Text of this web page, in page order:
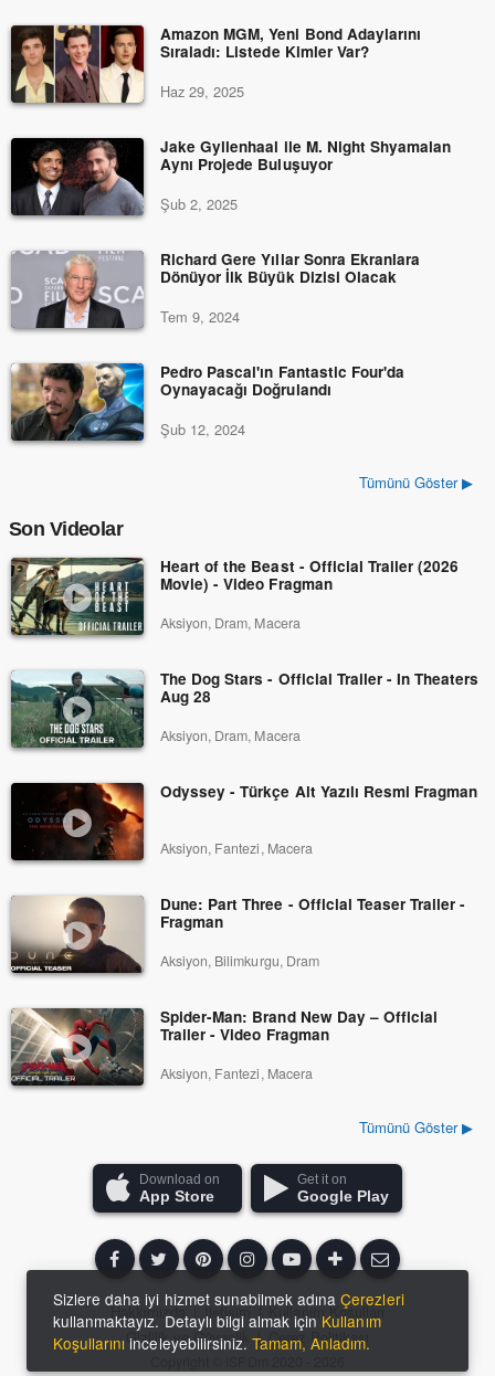
Amazon MGM, Yeni Bond Adaylarını
Sıraladı: Listede Kimler Var?
Haz 29, 2025
Jake Gyllenhaal ile M. Night Shyamalan
Aynı Projede Buluşuyor
Şub 2, 2025
Richard Gere Yıllar Sonra Ekranlara
Dönüyor İlk Büyük Dizisi Olacak
Tem 9, 2024
Pedro Pascal'ın Fantastic Four'da
Oynayacağı Doğrulandı
Şub 12, 2024
Tümünü Göster ▶
Son Videolar
Heart of the Beast - Official Trailer (2026
Movie) - Video Fragman
Aksiyon, Dram, Macera
The Dog Stars - Official Trailer - In Theaters
Aug 28
Aksiyon, Dram, Macera
Odyssey - Türkçe Alt Yazılı Resmi Fragman
Aksiyon, Fantezi, Macera
Dune: Part Three - Official Teaser Trailer -
Fragman
Aksiyon, Bilimkurgu, Dram
Spider-Man: Brand New Day – Official
Trailer - Video Fragman
Aksiyon, Fantezi, Macera
Tümünü Göster ▶
Download on
App Store
Get it on
Google Play
Hakkımızda | İletişim | Kullanım Koşulları
Gizlilik ve Güvenlik
| Çerez Politikası
Sizlere daha iyi hizmet sunabilmek adınaÇerezleri
kullanmaktayız. Detaylı bilgi almak için Kullanım
Koşullarını inceleyebilirsiniz.Tamam, Anladım.